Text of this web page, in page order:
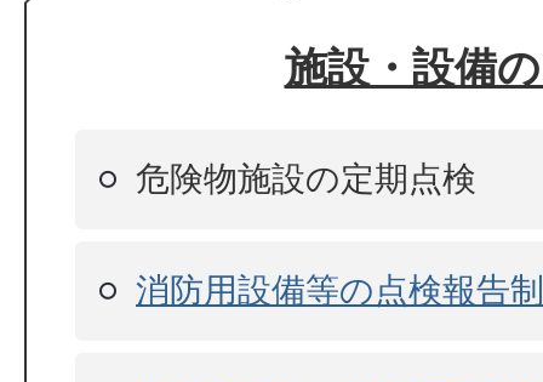
施設・設備
危険物施設の定期点検
消防用設備等の点検報告